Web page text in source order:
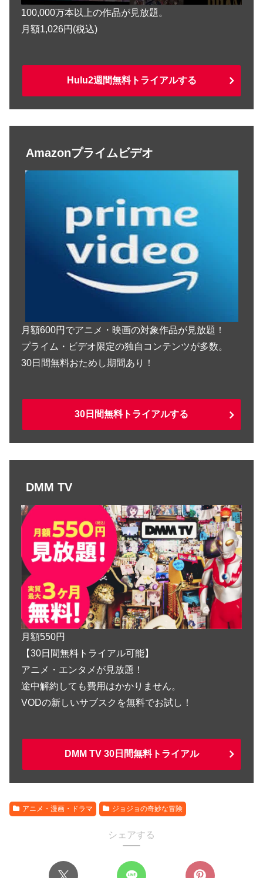
100,000万本以上の作品が見放題。
月額1,026円(税込)
Hulu2週間無料トライアルする
Amazonプライムビデオ
月額600円でアニメ・映画の対象作品が見放題！
プライム・ビデオ限定の独自コンテンツが多数。
30日間無料おためし期間あり！
30日間無料トライアルする
DMM TV
月額550円
【30日間無料トライアル可能】
アニメ・エンタメが見放題！
途中解約しても費用はかかりません。
VODの新しいサブスクを無料でお試し！
DMM TV 30日間無料トライアル
アニメ・漫画・ドラマ ジョジョの奇妙な冒険
シェアする